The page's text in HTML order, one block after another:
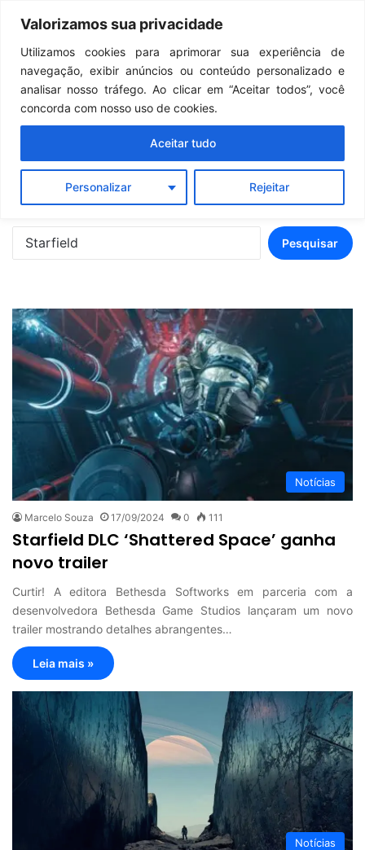
Valorizamos sua privacidade
Utilizamos cookies para aprimorar sua experiência de
navegação, exibir anúncios ou conteúdo personalizado e
analisar nosso tráfego. Ao clicar em “Aceitar todos”, você
concorda com nosso uso de cookies.
Personalizar Rejeitar
Aceitar tudo
Menu
Resultados da
pesquisa para:
Starfield
Pesquisar
por:
Notícias
Marcelo Souza 17/09/2024 0 111
Starfield DLC ‘Shattered Space’ ganha
novo trailer
Curtir! A editora Bethesda Softworks em parceria com a
desenvolvedora Bethesda Game Studios lançaram um novo
trailer mostrando detalhes abrangentes…
Leia mais »
Notícias